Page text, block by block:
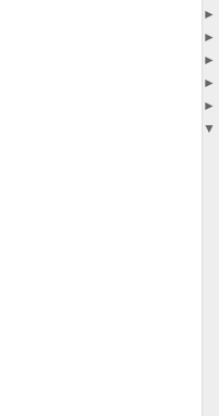
►
►
►
►
►
▼